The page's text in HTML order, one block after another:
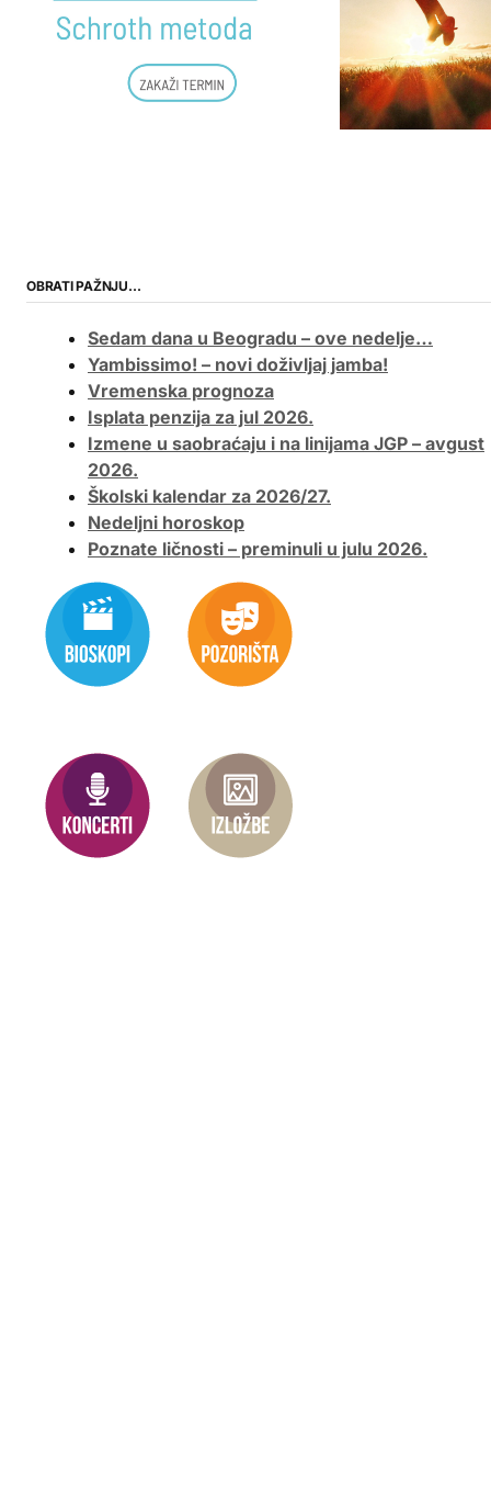
OBRATI PAŽNJU…
Sedam dana u Beogradu – ove nedelje…
Yambissimo! – novi doživljaj jamba!
Vremenska prognoza
Isplata penzija za jul 2026.
Izmene u saobraćaju i na linijama JGP – avgust
2026.
Školski kalendar za 2026/27.
Nedeljni horoskop
Poznate ličnosti – preminuli u julu 2026.